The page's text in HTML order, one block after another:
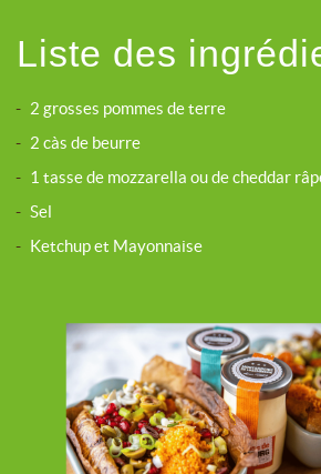
Liste des
- 2 grosses pommes de terre
- 2 càs de beurre
- 1 tasse de mozzarella ou de cheddar
- Sel
- Ketchup et Mayonnaise